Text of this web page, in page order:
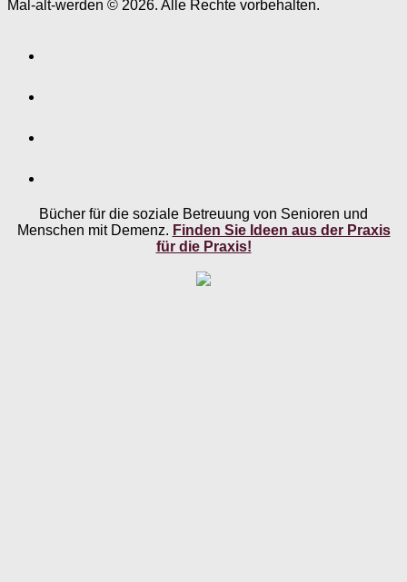
Mal-alt-werden © 2026. Alle Rechte vorbehalten.
Bücher für die soziale Betreuung von Senioren und
Menschen mit Demenz. Finden Sie Ideen aus der Praxis
für die Praxis!